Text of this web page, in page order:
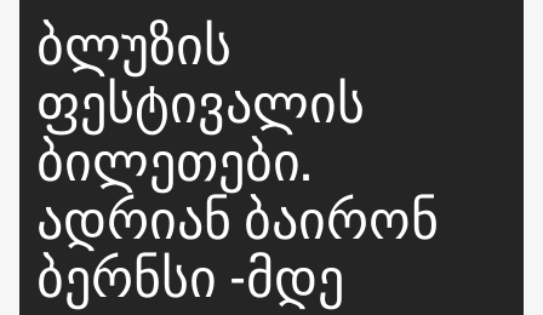
ᲑᲚᲣᲖᲘᲡ
ᲤᲔᲡᲢᲘᲕᲐᲚᲘᲡ
ᲑᲘᲚᲔᲗᲔᲑᲘ.
ᲐᲓᲠᲘᲐᲜ ᲑᲐᲘᲠᲝᲜ
ᲑᲔᲠᲜᲡᲘ -ᲛᲓᲔ